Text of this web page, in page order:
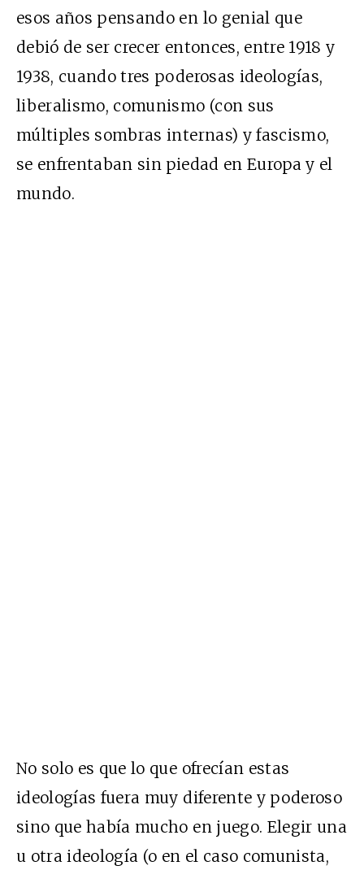
esos años pensando en lo genial que
debió de ser crecer entonces, entre 1918 y
1938, cuando tres poderosas ideologías,
liberalismo, comunismo (con sus
múltiples sombras internas) y fascismo,
se enfrentaban sin piedad en Europa y el
mundo.
No solo es que lo que ofrecían estas
ideologías fuera muy diferente y poderoso
sino que había mucho en juego. Elegir una
u otra ideología (o en el caso comunista,